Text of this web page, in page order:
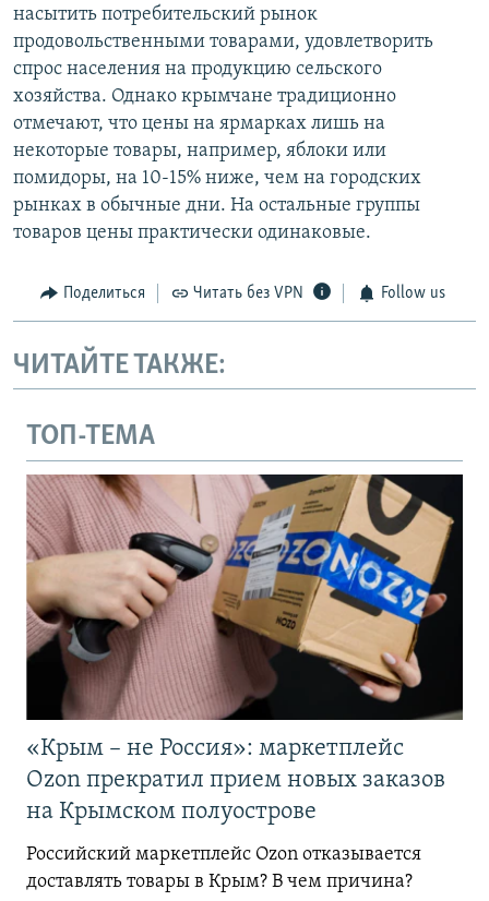
насытить потребительский рынок
продовольственными товарами, удовлетворить
спрос населения на продукцию сельского
хозяйства. Однако крымчане традиционно
отмечают, что цены на ярмарках лишь на
некоторые товары, например, яблоки или
помидоры, на 10-15% ниже, чем на городских
рынках в обычные дни. На остальные группы
товаров цены практически одинаковые.
Поделиться Читать без VPN Follow us
ЧИТАЙТЕ ТАКЖЕ:
ТОП-ТЕМА
«Крым – не Россия»: маркетплейс
Ozon прекратил прием новых заказов
на Крымском полуострове
Российский маркетплейс Ozon отказывается
доставлять товары в Крым? В чем причина?